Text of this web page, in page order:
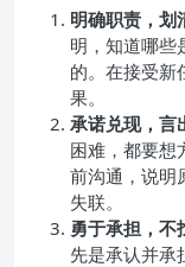
明确职责，划
明，知道哪些
的。在接受新
果。
承诺兑现，言
困难，都要想
前沟通，说明
失联。
勇于承担，不
先是承认并承